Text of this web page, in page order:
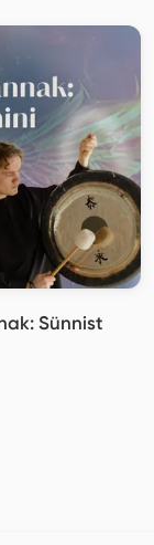
Sünnist